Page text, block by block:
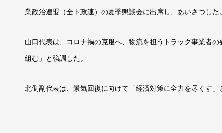
業政治連盟（全ト政連）の夏季懇談会に出席し、あいさつした
山口代表は、コロナ禍の克服へ、物流を担うトラック事業者
組む」と強調した。
北側副代表は、景気回復に向けて「経済対策に全力を尽くす」